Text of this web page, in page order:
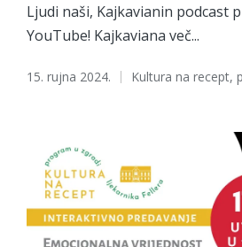
Ljudi naši, Kajkavianin podcast
YouTube! Kajkaviana več...
15. rujna 2024.
Tags: Kultura na recept,